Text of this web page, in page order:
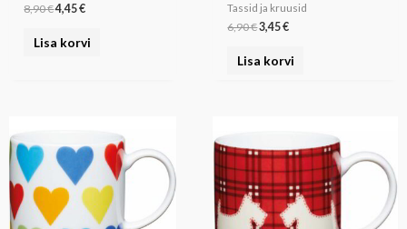
8,90€4,45€
Lisa korvi
Tassid ja kruusid
6,90€3,45€
Lisa korvi